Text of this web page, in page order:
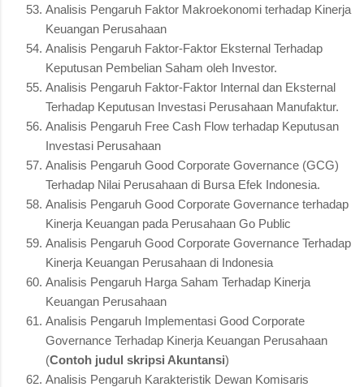
Analisis Pengaruh Faktor Makroekonomi terhadap Kinerja
Keuangan Perusahaan
Analisis Pengaruh Faktor-Faktor Eksternal Terhadap
Keputusan Pembelian Saham oleh Investor.
Analisis Pengaruh Faktor-Faktor Internal dan Eksternal
Terhadap Keputusan Investasi Perusahaan Manufaktur.
Analisis Pengaruh Free Cash Flow terhadap Keputusan
Investasi Perusahaan
Analisis Pengaruh Good Corporate Governance (GCG)
Terhadap Nilai Perusahaan di Bursa Efek Indonesia.
Analisis Pengaruh Good Corporate Governance terhadap
Kinerja Keuangan pada Perusahaan Go Public
Analisis Pengaruh Good Corporate Governance Terhadap
Kinerja Keuangan Perusahaan di Indonesia
Analisis Pengaruh Harga Saham Terhadap Kinerja
Keuangan Perusahaan
Analisis Pengaruh Implementasi Good Corporate
Governance Terhadap Kinerja Keuangan Perusahaan
(Contoh judul skripsi Akuntansi)
Analisis Pengaruh Karakteristik Dewan Komisaris